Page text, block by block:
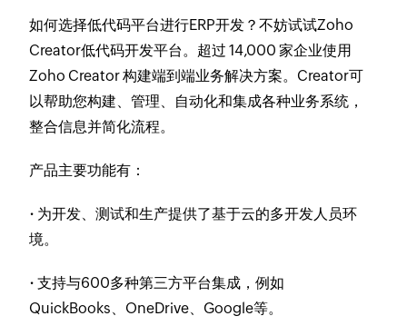
如何选择低代码平台进行ERP开发？不妨试试Zoho
Creator低代码开发平台。超过 14,000 家企业使用
Zoho Creator 构建端到端业务解决方案。Creator可
以帮助您构建、管理、自动化和集成各种业务系统，
整合信息并简化流程。
产品主要功能有：
· 为开发、测试和生产提供了基于云的多开发人员环
境。
·支持与600多种第三方平台集成，例如
QuickBooks、OneDrive、Google等。